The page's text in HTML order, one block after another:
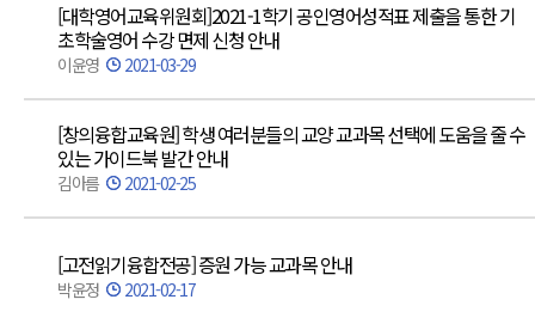
[대학영어교육위원회]2021-1학기 공인영어성적표 제출을 통한 기
초학술영어 수강 면제 신청 안내
이윤영 2021-03-29
[창의융합교육원] 학생 여러분들의 교양 교과목 선택에 도움을 줄 수
있는 가이드북 발간 안내
김아름 2021-02-25
[고전읽기융합전공] 증원 가능 교과목 안내
박윤정 2021-02-17